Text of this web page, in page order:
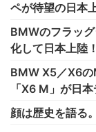
ペが待望の日本
BMWのフラッ
化して日本上陸！
BMW X5／X6の
「X6 M」が日本
顔は歴史を語る